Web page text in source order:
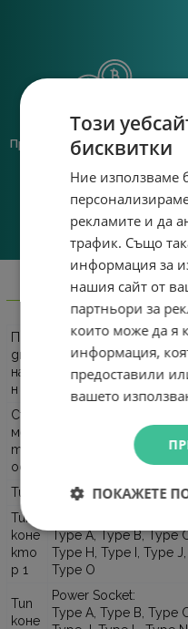
Предлагаме различни методи
на плащане, включително
възможност за плащане с
Пре
дназ
наче
н за
Електронна техника
Съв
мес
тим
ост
Подходящ за
устройства до
100V. Съвместим с
Тип
Power Adapter
Тип
коне
кто
р 1
Type A, Type B, Type
Type H, Type I, Type
Type O
Тип
коне
Power Socket:
Type A, Type B, Type
Този
бисквитки
Ние използваме
рекламите и да
трафик. Също
информация за
нашия сайт от
партньори за
които може да я
информация,
предоставили
вашето
ПОКАЖЕТЕ